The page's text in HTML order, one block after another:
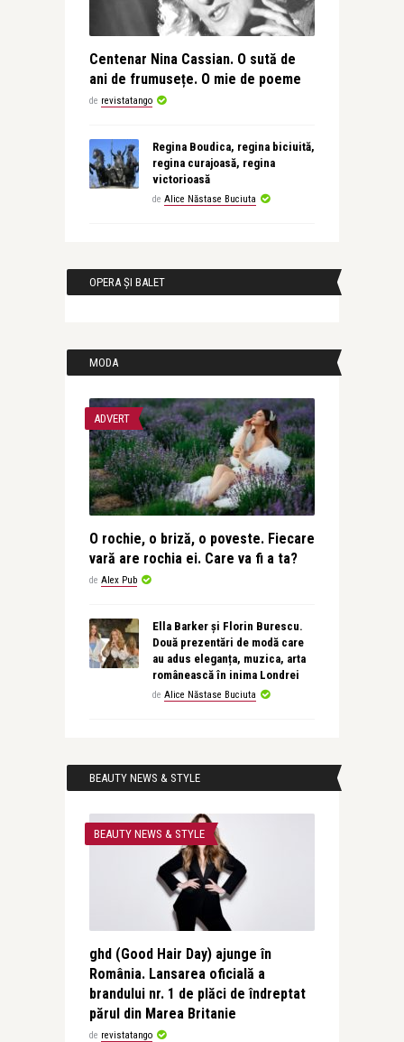
Centenar Nina Cassian. O sută de
ani de frumusețe. O mie de poeme
de revistatango
Regina Boudica, regina biciuită,
regina curajoasă, regina
victorioasă
de Alice Năstase Buciuta
OPERA ȘI BALET
MODA
ADVERT
O rochie, o briză, o poveste. Fiecare
vară are rochia ei. Care va fi a ta?
de Alex Pub
Ella Barker și Florin Burescu.
Două prezentări de modă care
au adus eleganța, muzica, arta
românească în inima Londrei
de Alice Năstase Buciuta
BEAUTY NEWS & STYLE
BEAUTY NEWS & STYLE
ghd (Good Hair Day) ajunge în
România. Lansarea oficială a
brandului nr. 1 de plăci de îndreptat
părul din Marea Britanie
de revistatango